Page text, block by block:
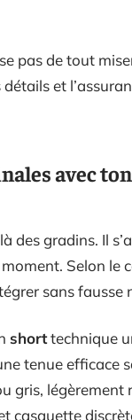
pas de tout
et
avec
des gradins. Il
Selon le
sans fausse
shorttechnique
tenue efficace
gris,
casquette